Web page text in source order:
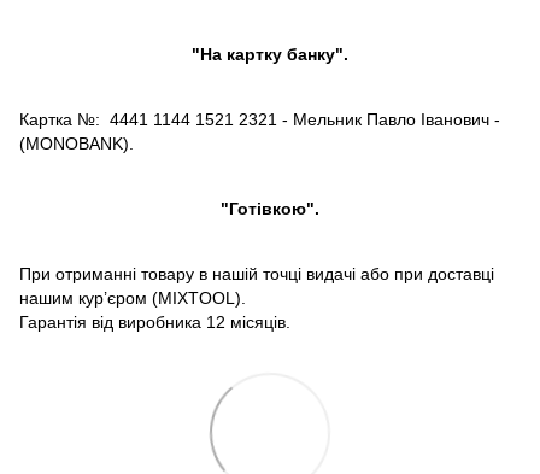
"На картку банку".
Картка №: 4441 1144 1521 2321 - Мельник Павло Іванович -
(MONOBANK).
"Готівкою".
При отриманні товару в нашій точці видачі або при доставці
нашим кур’єром (MIXTOOL).
Гарантія від виробника 12 місяців.